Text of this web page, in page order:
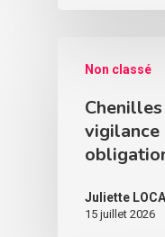
Non classé
Juliette
15 juillet 2026